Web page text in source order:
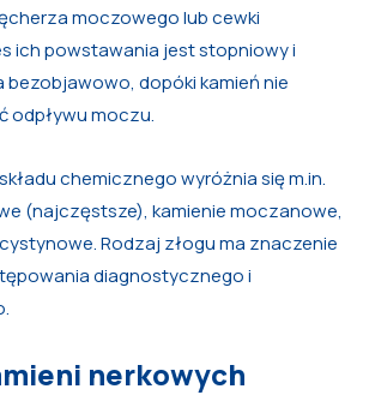
moczowego lub cewki
ich powstawania jest stopniowy i
dopóki kamień nie
odpływu moczu.
chemicznego wyróżnia się m.in.
(najczęstsze), kamienie moczanowe,
Rodzaj złogu ma znaczenie
diagnostycznego i
nerkowych